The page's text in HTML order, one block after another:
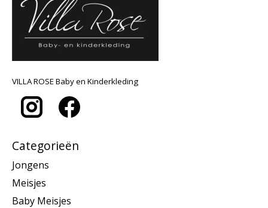
VILLA ROSE Baby en Kinderkleding
Categorieën
Jongens
Meisjes
Baby Meisjes